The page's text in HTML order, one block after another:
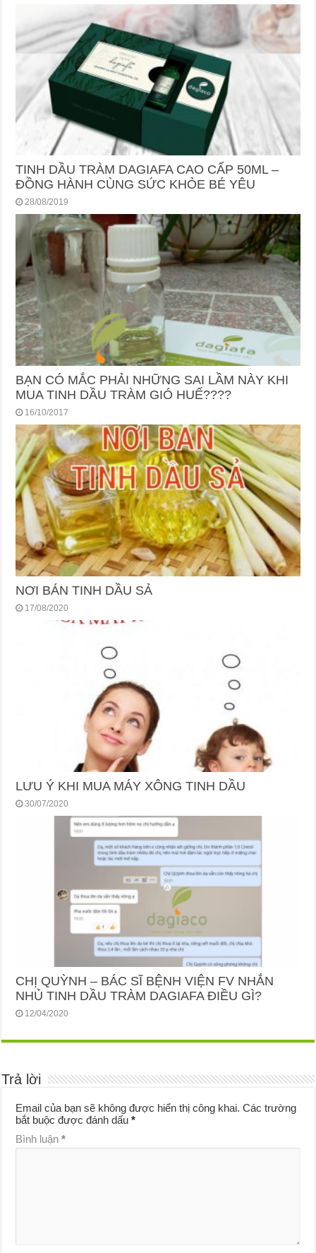
TINH DẦU TRÀM DAGIAFA CAO CẤP 50ML –
ĐỒNG HÀNH CÙNG SỨC KHỎE BÉ YÊU
28/08/2019
BẠN CÓ MẮC PHẢI NHỮNG SAI LẦM NÀY KHI
MUA TINH DẦU TRÀM GIÓ HUẾ????
16/10/2017
NƠI BÁN TINH DẦU SẢ
17/08/2020
LƯU Ý KHI MUA MÁY XÔNG TINH DẦU
30/07/2020
CHỊ QUỲNH – BÁC SĨ BỆNH VIỆN FV NHẮN
NHỦ TINH DẦU TRÀM DAGIAFA ĐIỀU GÌ?
12/04/2020
Trả lời
Email của bạn sẽ không được hiển thị công khai. Các trường
bắt buộc được đánh dấu*
Bình luận*